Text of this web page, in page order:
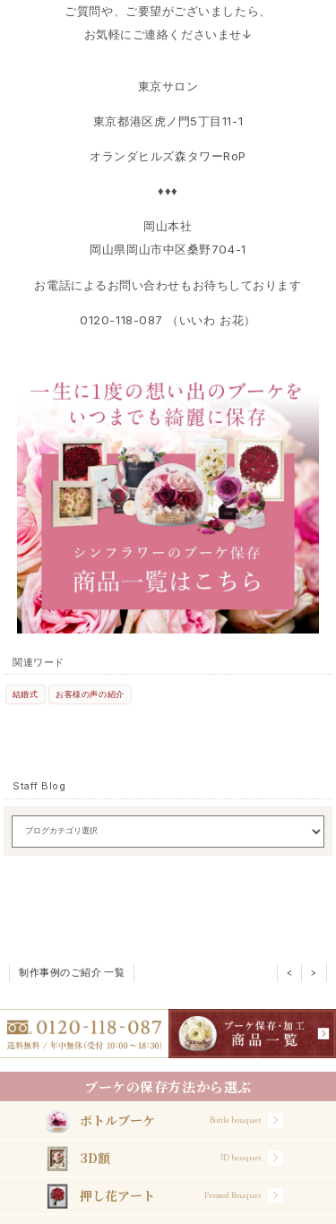
ご質問や、ご要望がございましたら、
お気軽にご連絡くださいませ↓
東京サロン
東京都港区虎ノ門5丁目11-1
オランダヒルズ森タワーRoP
♦♦♦
岡山本社
岡山県岡山市中区桑野704-1
お電話によるお問い合わせもお待ちしております
0120-118-087 （いいわ お花）
関連ワード
結婚式 お客様の声の紹介
Staff Blog
制作事例のご紹介 一覧 < >
ブーケの保存方法から選ぶ
ボトルブーケ Bottle bouquet
3D額 3D bouquet
押し花アート Pressed Bouquet